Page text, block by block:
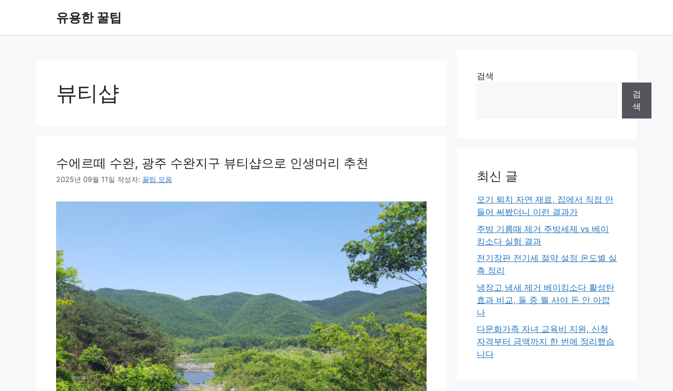
유용한 꿀팁
뷰티샵
수에르떼 수완, 광주 수완지구 뷰티샵으로 인생머리 추천
2025년 09월 11일 작성자: 꿀팁 모음
검색
검
색
최신 글
모기 퇴치 자연 재료, 집에서 직접 만
들어 써봤더니 이런 결과가
주방 기름때 제거 주방세제 vs 베이
킹소다 실험 결과
전기장판 전기세 절약 설정 온도별 실
측 정리
냉장고 냄새 제거 베이킹소다 활성탄
효과 비교, 둘 중 뭘 사야 돈 안 아깝
나
다문화가족 자녀 교육비 지원, 신청
자격부터 금액까지 한 번에 정리했습
니다